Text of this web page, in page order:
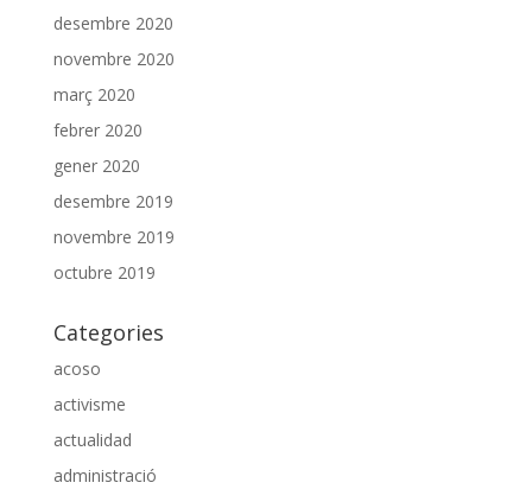
desembre 2020
novembre 2020
març 2020
febrer 2020
gener 2020
desembre 2019
novembre 2019
octubre 2019
Categories
acoso
activisme
actualidad
administració